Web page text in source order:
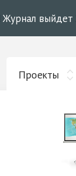
Журнал выйдет
Проекты